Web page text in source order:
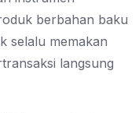
berbahan baku
selalu memakan
langsung